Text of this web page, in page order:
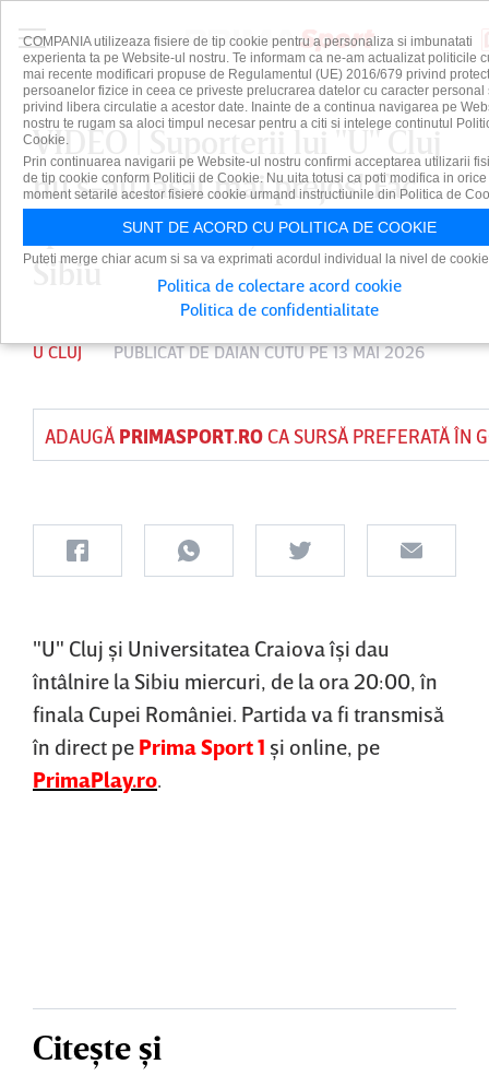
VIDEO | Suporterii lui "U" Cluj
nu s-au lăsat mai prejos! Fac
spectacol în Piaţa Mare din
Sibiu
U CLUJ PUBLICAT DEDAIAN CUTUPE 13 MAI 2026
ADAUGĂ PRIMASPORT.ROCA SURSĂ PREFERATĂ ÎN
"U" Cluj şi Universitatea Craiova îşi dau
întâlnire la Sibiu miercuri, de la ora 20:00, în
finala Cupei României. Partida va fi transmisă
în direct pe Prima Sport 1 şi online, pe
PrimaPlay.ro.
Citește și
COMPANIA utilizeaza fisiere de tip cookie pentru a personaliza si imbunatati
experienta ta pe Website-ul nostru. Te informam ca ne-am actualizat politicile
mai recente modificari propuse de Regulamentul (UE) 2016/679 privind
persoanelor fizice in ceea ce priveste prelucrarea datelor cu caracter personal
privind libera circulatie a acestor date. Inainte de a continua navigarea pe
nostru te rugam sa aloci timpul necesar pentru a citi si intelege continutul
Cookie.
Prin continuarea navigarii pe Website-ul nostru confirmi acceptarea utilizarii
de tip cookie conform Politicii de Cookie. Nu uita totusi ca poti modifica in orice
moment setarile acestor fisiere cookie urmand instructiunile din Politica de
SUNT DE ACORD CU POLITICA DE COOKIE
Puteti merge chiar acum si sa va exprimati acordul individual la nivel de
Politica de colectare acord cookie
Politica de confidentialitate